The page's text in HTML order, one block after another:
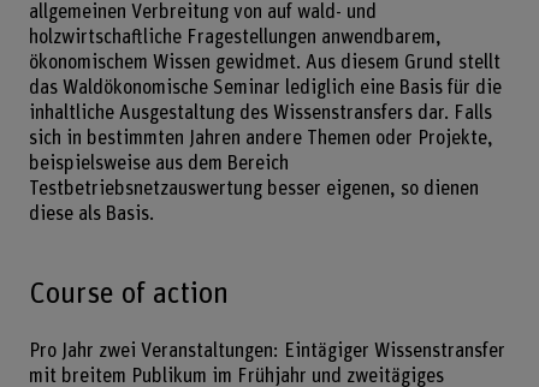
allgemeinen Verbreitung von auf wald- und
holzwirtschaftliche Fragestellungen anwendbarem,
ökonomischem Wissen gewidmet. Aus diesem Grund stellt
das Waldökonomische Seminar lediglich eine Basis für die
inhaltliche Ausgestaltung des Wissenstransfers dar. Falls
sich in bestimmten Jahren andere Themen oder Projekte,
beispielsweise aus dem Bereich
Testbetriebsnetzauswertung besser eigenen, so dienen
diese als Basis.
Course of action
Pro Jahr zwei Veranstaltungen: Eintägiger Wissenstransfer
mit breitem Publikum im Frühjahr und zweitägiges